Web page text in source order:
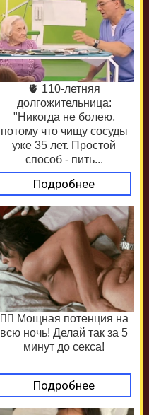
🫀 110-летняя
долгожительница:
"Никогда не болею,
потому что чищу сосуды
уже 35 лет. Простой
способ - пить...
Подробнее
❤️‍🔥 Мощная потенция на
всю ночь! Делай так за 5
минут до секса!
Подробнее